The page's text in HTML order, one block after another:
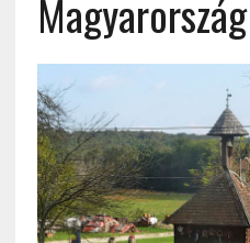
Magyarország